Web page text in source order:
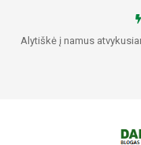
Alytiškė į namus